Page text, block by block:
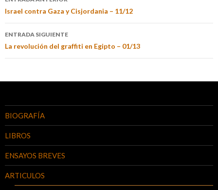
Israel contra Gaza y Cisjordania – 11/12
ENTRADA SIGUIENTE
La revolución del graffiti en Egipto – 01/13
BIOGRAFÍA
LIBROS
ENSAYOS BREVES
ARTICULOS